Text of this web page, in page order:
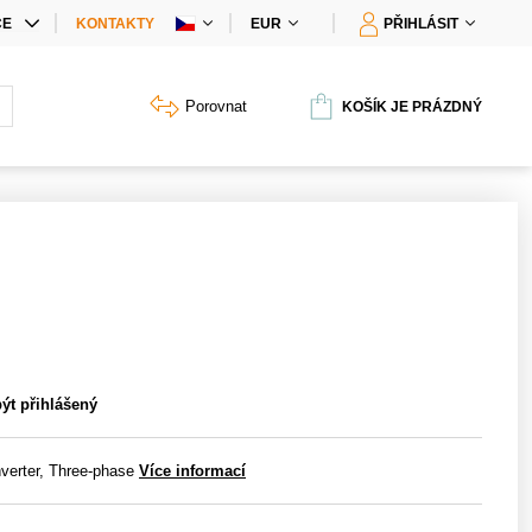
PRODUKTŮ
KONTAKTY EUR PŘIHLÁSIT
Porovnat KOŠÍK JE PRÁZDNÝ
přihlášený
Three-phase Více informací